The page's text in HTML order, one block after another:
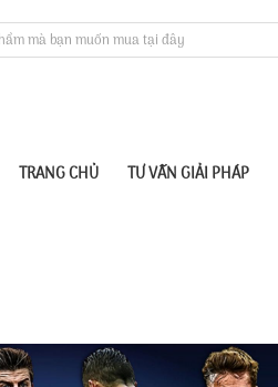
TRANG CHỦ TƯ VẤN GIẢI PHÁP